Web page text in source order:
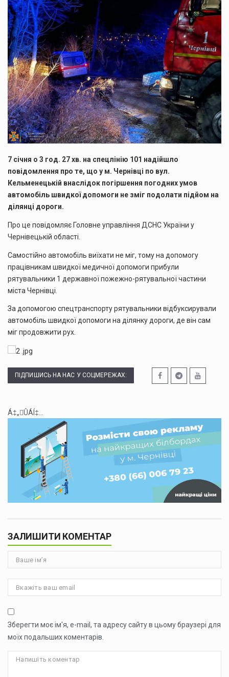
7 січня о 3 год. 27 хв. на спецлінію 101 надійшло
повідомлення про те, що у м. Чернівці по вул.
Кельменецькій внаслідок погіршення погодних умов
автомобіль швидкої допомоги не зміг подолати підйом на
ділянці дороги.
Про це повідомляє Головне управління ДСНС України у
Чернівецькій області.
Самостійно автомобіль виїхати не міг, тому на допомогу
працівникам швидкої медичної допомоги прибули
рятувальники 1 державної пожежно-рятувальної частини
міста Чернівці.
За допомогою спецтранспорту рятувальники відбуксирували
автомобіль швидкої допомоги на ділянку дороги, де він сам
міг продовжити рух.
ПІДПИШИСЬ НА НАС У СОЦМЕРЕЖАХ:
Á‡„ÛÁÍ‡...
ЗАЛИШИТИ КОМЕНТАР
Зберегти моє ім'я, e-mail, та адресу сайту в цьому браузері для
моїх подальших коментарів.